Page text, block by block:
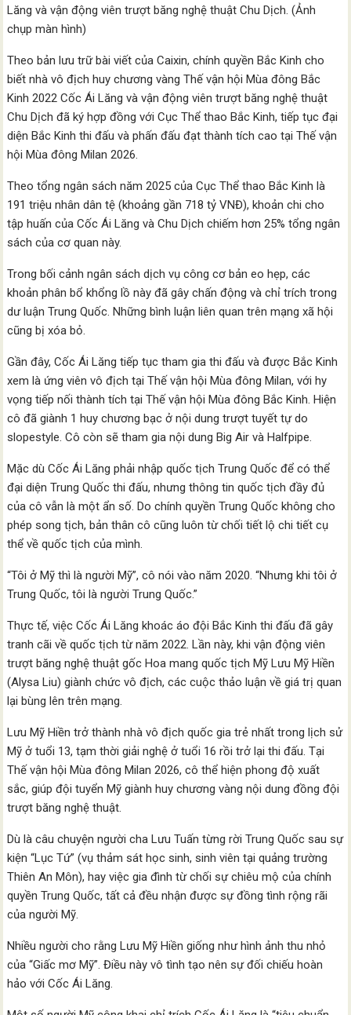
Lăng và vận động viên trượt băng nghệ thuật Chu Dịch. (Ảnh
chụp màn hình)
Theo bản lưu trữ bài viết của Caixin, chính quyền Bắc Kinh cho
biết nhà vô địch huy chương vàng Thế vận hội Mùa đông Bắc
Kinh 2022 Cốc Ái Lăng và vận động viên trượt băng nghệ thuật
Chu Dịch đã ký hợp đồng với Cục Thể thao Bắc Kinh, tiếp tục đại
diện Bắc Kinh thi đấu và phấn đấu đạt thành tích cao tại Thế vận
hội Mùa đông Milan 2026.
Theo tổng ngân sách năm 2025 của Cục Thể thao Bắc Kinh là
191 triệu nhân dân tệ (khoảng gần 718 tỷ VNĐ), khoản chi cho
tập huấn của Cốc Ái Lăng và Chu Dịch chiếm hơn 25% tổng ngân
sách của cơ quan này.
Trong bối cảnh ngân sách dịch vụ công cơ bản eo hẹp, các
khoản phân bổ khổng lồ này đã gây chấn động và chỉ trích trong
dư luận Trung Quốc. Những bình luận liên quan trên mạng xã hội
cũng bị xóa bỏ.
Gần đây, Cốc Ái Lăng tiếp tục tham gia thi đấu và được Bắc Kinh
xem là ứng viên vô địch tại Thế vận hội Mùa đông Milan, với hy
vọng tiếp nối thành tích tại Thế vận hội Mùa đông Bắc Kinh. Hiện
cô đã giành 1 huy chương bạc ở nội dung trượt tuyết tự do
slopestyle. Cô còn sẽ tham gia nội dung Big Air và Halfpipe.
Mặc dù Cốc Ái Lăng phải nhập quốc tịch Trung Quốc để có thể
đại diện Trung Quốc thi đấu, nhưng thông tin quốc tịch đầy đủ
của cô vẫn là một ẩn số. Do chính quyền Trung Quốc không cho
phép song tịch, bản thân cô cũng luôn từ chối tiết lộ chi tiết cụ
thể về quốc tịch của mình.
“Tôi ở Mỹ thì là người Mỹ”, cô nói vào năm 2020. “Nhưng khi tôi ở
Trung Quốc, tôi là người Trung Quốc.”
Thực tế, việc Cốc Ái Lăng khoác áo đội Bắc Kinh thi đấu đã gây
tranh cãi về quốc tịch từ năm 2022. Lần này, khi vận động viên
trượt băng nghệ thuật gốc Hoa mang quốc tịch Mỹ Lưu Mỹ Hiền
(Alysa Liu) giành chức vô địch, các cuộc thảo luận về giá trị quan
lại bùng lên trên mạng.
Lưu Mỹ Hiền trở thành nhà vô địch quốc gia trẻ nhất trong lịch sử
Mỹ ở tuổi 13, tạm thời giải nghệ ở tuổi 16 rồi trở lại thi đấu. Tại
Thế vận hội Mùa đông Milan 2026, cô thể hiện phong độ xuất
sắc, giúp đội tuyển Mỹ giành huy chương vàng nội dung đồng đội
trượt băng nghệ thuật.
Dù là câu chuyện người cha Lưu Tuấn từng rời Trung Quốc sau sự
kiện “Lục Tứ” (vụ thảm sát học sinh, sinh viên tại quảng trường
Thiên An Môn), hay việc gia đình từ chối sự chiêu mộ của chính
quyền Trung Quốc, tất cả đều nhận được sự đồng tình rộng rãi
của người Mỹ.
Nhiều người cho rằng Lưu Mỹ Hiền giống như hình ảnh thu nhỏ
của “Giấc mơ Mỹ”. Điều này vô tình tạo nên sự đối chiếu hoàn
hảo với Cốc Ái Lăng.